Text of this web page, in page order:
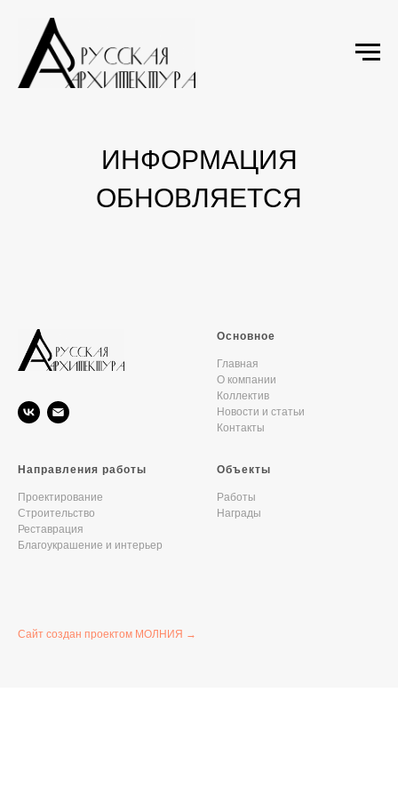
ИНФОРМАЦИЯ
ОБНОВЛЯЕТСЯ
Основное
Главная
О компании
Коллектив
Новости и статьи
Контакты
Направления работы
Проектирование
Строительство
Реставрация
Благоукрашение и интерьер
Объекты
Работы
Награды
Сайт создан проектом МОЛНИЯ →